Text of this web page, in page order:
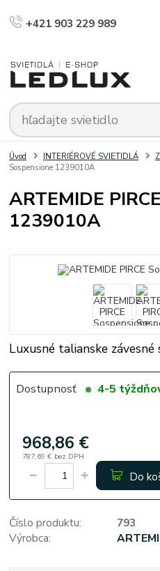
+421 903 229 989
Úvod INTERIÉROVÉ SVIETIDLÁ
Sospensione 1239010A
ARTEMIDE
1239010A
Luxusné talianske závesné
Dostupnosť 4-5
968,86 €
787,69 € bez DPH
Do
Číslo produktu:
793
Výrobca: